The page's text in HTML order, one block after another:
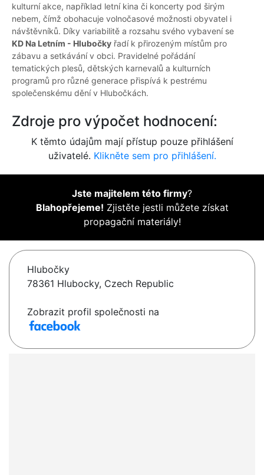
kulturní akce, například letní kina či koncerty pod širým
nebem, čímž obohacuje volnočasové možnosti obyvatel i
návštěvníků. Díky variabilitě a rozsahu svého vybavení se
KD Na Letním - Hlubočky řadí k přirozeným místům pro
zábavu a setkávání v obci. Pravidelné pořádání
tematických plesů, dětských karnevalů a kulturních
programů pro různé generace přispívá k pestrému
společenskému dění v Hlubočkách.
Zdroje pro výpočet hodnocení:
K těmto údajům mají přístup pouze přihlášení
uživatelé. Klikněte sem pro přihlášení.
Jste majitelem této firmy?
Blahopřejeme! Zjistěte jestli můžete získat
propagační materiály!
Hlubočky
78361 Hlubocky, Czech Republic
Zobrazit profil společnosti na